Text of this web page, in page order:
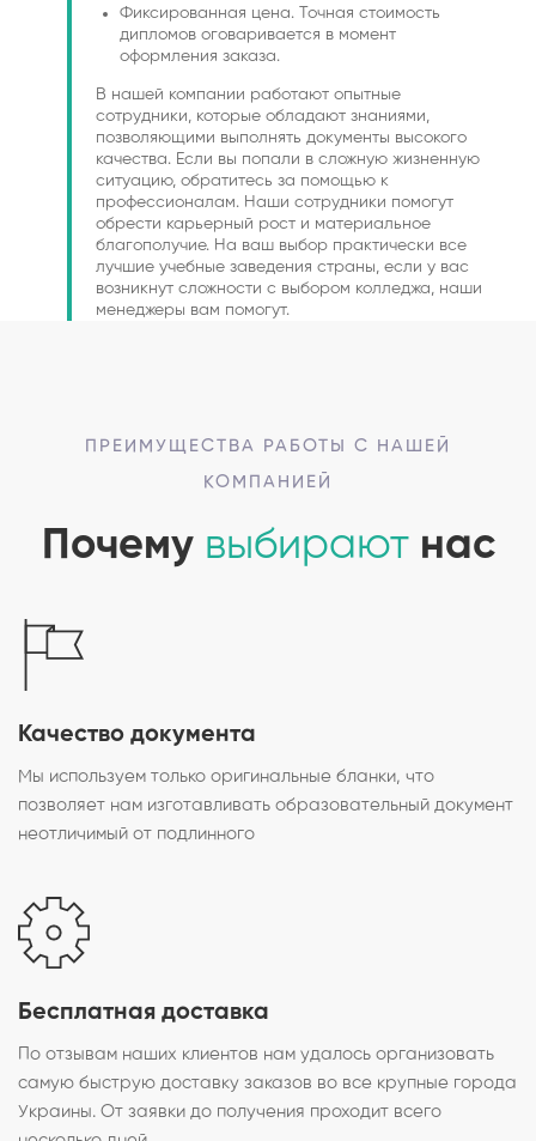
Фиксированная цена. Точная стоимость
дипломов оговаривается в момент
оформления заказа.
В нашей компании работают опытные
сотрудники, которые обладают знаниями,
позволяющими выполнять документы высокого
качества. Если вы попали в сложную жизненную
ситуацию, обратитесь за помощью к
профессионалам. Наши сотрудники помогут
обрести карьерный рост и материальное
благополучие. На ваш выбор практически все
лучшие учебные заведения страны, если у вас
возникнут сложности с выбором колледжа, наши
менеджеры вам помогут.
ПРЕИМУЩЕСТВА РАБОТЫ С НАШЕЙ
КОМПАНИЕЙ
Почему выбираютнас
Качество документа
Мы используем только оригинальные бланки, что
позволяет нам изготавливать образовательный документ
неотличимый от подлинного
Бесплатная доставка
По отзывам наших клиентов нам удалось организовать
самую быструю доставку заказов во все крупные города
Украины. От заявки до получения проходит всего